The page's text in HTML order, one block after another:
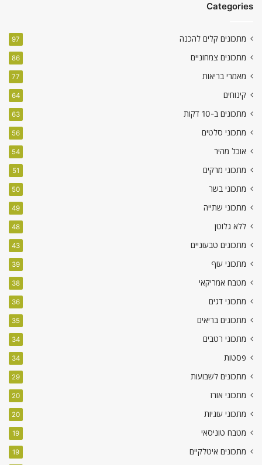
Categories
מתכונים קלים להכנה 97
מתכונים צמחוניים 86
מאמרי בריאות 77
קינוחים 64
מתכונים ב-10 דקות 63
מתכוני סלטים 56
אוכל מהיר 54
מתכוני מרקים 51
מתכוני בשר 50
מתכוני שתייה 49
ללא גלוטן 48
מתכונים טבעוניים 43
מתכוני עוף 39
מטבח אמריקאי 38
מתכוני דגים 36
מתכונים בריאים 35
מתכוני רטבים 34
פסטות 34
מתכונים לשבועות 29
מתכוני אורז 20
מתכוני עוגיות 20
מטבח טוניסאי 19
מתכונים איטלקיים 19